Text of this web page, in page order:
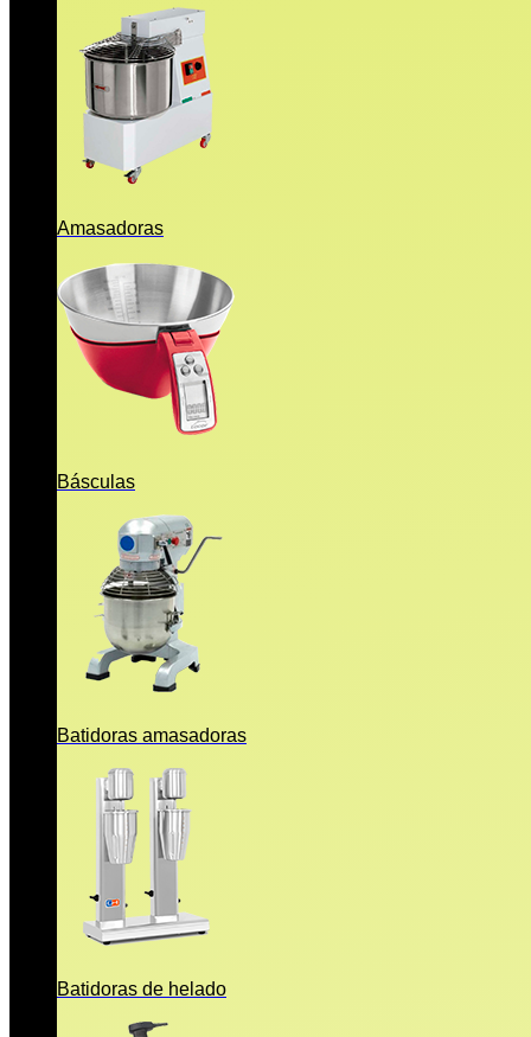
Amasadoras
Básculas
Batidoras amasadoras
Batidoras de helado